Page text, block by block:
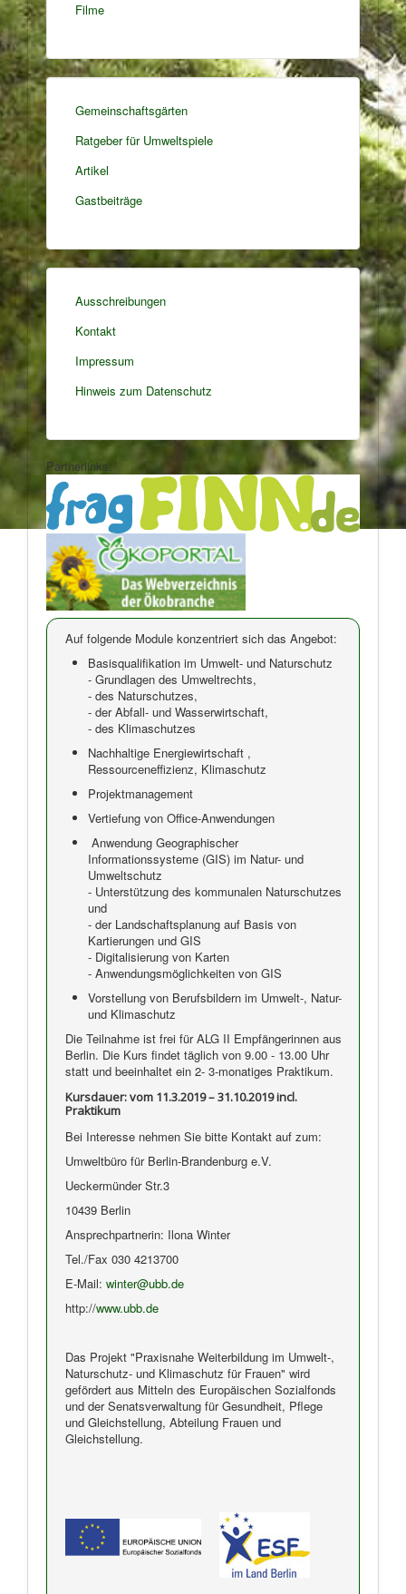
Filme
Gemeinschaftsgärten
Ratgeber für Umweltspiele
Artikel
Gastbeiträge
Ausschreibungen
Kontakt
Impressum
Hinweis zum Datenschutz
Partnerlinks:
Auf folgende Module konzentriert sich das Angebot:
Basisqualifikation im Umwelt- und Naturschutz
- Grundlagen des Umweltrechts,
- des Naturschutzes,
- der Abfall- und Wasserwirtschaft,
- des Klimaschutzes
Nachhaltige Energiewirtschaft ,
Ressourceneffizienz, Klimaschutz
Projektmanagement
Vertiefung von Office-Anwendungen
Anwendung Geographischer
Informationssysteme (GIS) im Natur- und
Umweltschutz
- Unterstützung des kommunalen Naturschutzes
und
- der Landschaftsplanung auf Basis von
Kartierungen und GIS
- Digitalisierung von Karten
- Anwendungsmöglichkeiten von GIS
Vorstellung von Berufsbildern im Umwelt-, Natur-
und Klimaschutz
Die Teilnahme ist frei für ALG II Empfängerinnen aus
Berlin. Die Kurs findet täglich von 9.00 - 13.00 Uhr
statt und beeinhaltet ein 2- 3-monatiges Praktikum.
Kursdauer: vom 11.3.2019 – 31.10.2019 incl.
Praktikum
Bei Interesse nehmen Sie bitte Kontakt auf zum:
Umweltbüro für Berlin-Brandenburg e.V.
Ueckermünder Str.3
10439 Berlin
Ansprechpartnerin: Ilona Winter
Tel./Fax 030 4213700
E-Mail: winter@ubb.de
http://www.ubb.de
Das Projekt "Praxisnahe Weiterbildung im Umwelt-,
Naturschutz- und Klimaschutz für Frauen" wird
gefördert aus Mitteln des Europäischen Sozialfonds
und der Senatsverwaltung für Gesundheit, Pflege
und Gleichstellung, Abteilung Frauen und
Gleichstellung.